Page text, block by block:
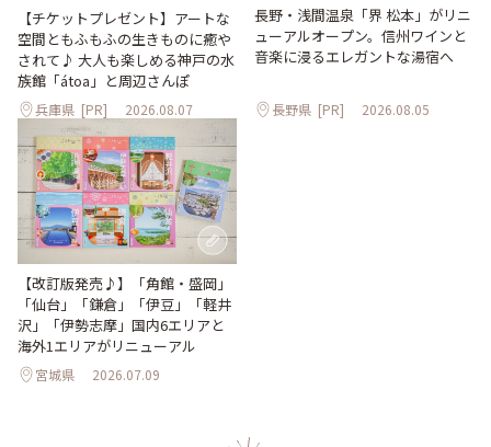
【チケットプレゼント】アートな
空間ともふもふの生きものに癒や
されて♪ 大人も楽しめる神戸の水
族館「átoa」と周辺さんぽ
兵庫県 [PR] 2026.08.07
長野・浅間温泉「界 松本」がリニ
ューアルオープン。信州ワインと
音楽に浸るエレガントな湯宿へ
長野県 [PR] 2026.08.05
【改訂版発売♪】「角館・盛岡」
「仙台」「鎌倉」「伊豆」「軽井
沢」「伊勢志摩」国内6エリアと
海外1エリアがリニューアル
宮城県 2026.07.09